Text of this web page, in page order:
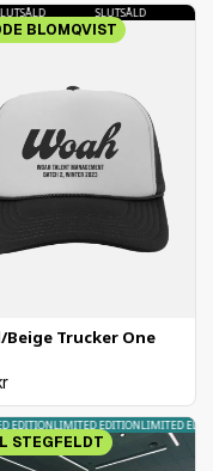
SLUTSÅLD
Beige Trucker One
BLOMQVIST
SLUTSÅLD
LIMITED EDITIONLIMITED
STEGFELDT